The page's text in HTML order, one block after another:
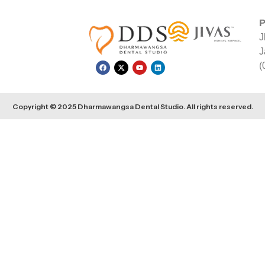
Copyright © 2025 Dharmawangsa Dental Studio. All rights reserved.